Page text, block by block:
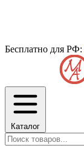
Бесплатно для РФ:
Каталог